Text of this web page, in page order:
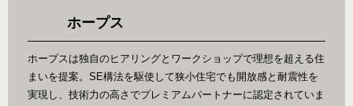
ホープス
ホープスは独自のヒアリングとワークショップで理想を超える住
まいを提案。SE構法を駆使して狭小住宅でも開放感と耐震性を
実現し、技術力の高さでプレミアムパートナーに認定されていま